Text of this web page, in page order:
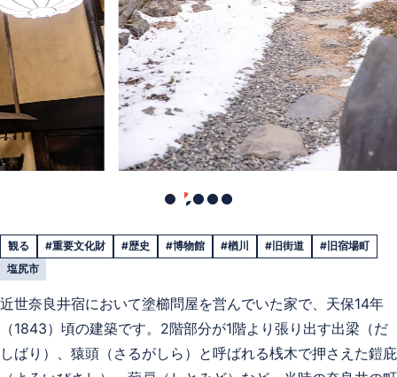
観る #重要文化財 #歴史 #博物館 #楢川 #旧街道
#旧宿場町
塩尻市
近世奈良井宿において塗櫛問屋を営んでいた家で、天保14年
（1843）頃の建築です。2階部分が1階より張り出す出梁（だ
しばり）、猿頭（さるがしら）と呼ばれる桟木で押さえた鎧庇